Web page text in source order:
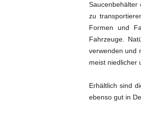
Saucenbehälter
zu
Formen und
Fahrzeuge.
verwenden und
meist niedlicher
Erhältlich sind
ebenso gut in